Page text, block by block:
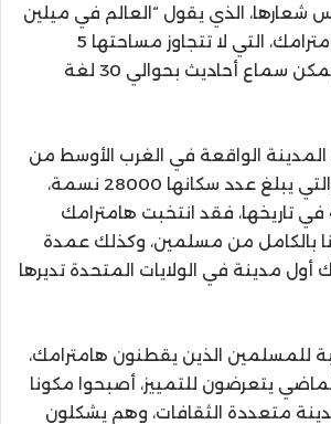
شعارها، الذي يقول “العالم في ميلين
مربعين”، فداخل هامترامك، التي لا تتجاوز مساحتها 5
كيلومترات مربعة، يمكن سماع أحاديث بحوالي 30 لغة
الواقعة في الغرب الأوسط من
الولايات المتحدة، والتي يبلغ عدد سكانها 28000 نسمة،
تاريخها، فقد انتخبت هامترامك
بالكامل من مسلمين، وكذلك عمدة
مدينة في الولايات المتحدة تديرها
للمسلمين الذين يقطنون هامترامك،
يتعرضون للتمييز، أصبحوا مكونا
متعددة الثقافات، وهم يشكلون